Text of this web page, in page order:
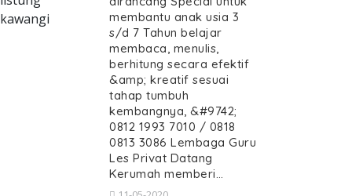
Calistung Sukawangi,
Guru Calistung datang
Privat Calistung
Sukawangi, Guru
membantu anak usia 3
s/d 7 Tahun belajar
membaca, menulis,
berhitung secara efektif
&amp; kreatif sesuai
tahap tumbuh
kembangnya, &#9742;
0812 1993 7010 / 0818
0813 3086 Lembaga Guru
Les Privat Datang
Kerumah memberi…